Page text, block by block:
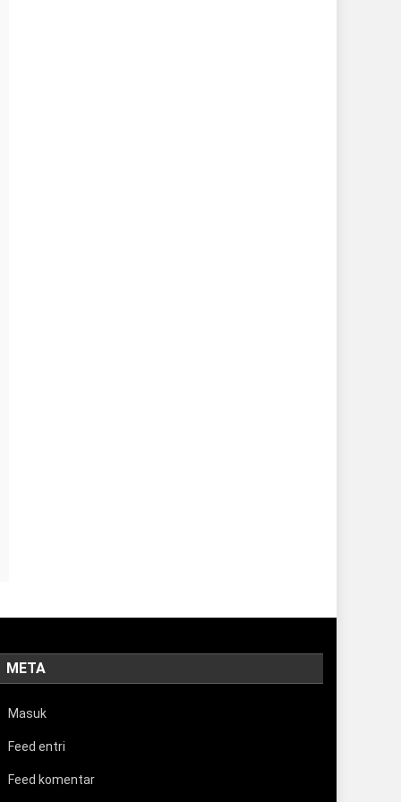
META
Masuk
Feed entri
Feed komentar